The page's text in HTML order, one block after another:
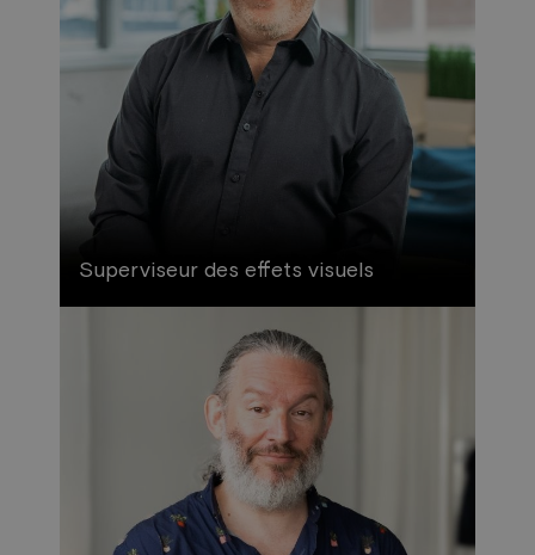
Superviseur des effets visuels